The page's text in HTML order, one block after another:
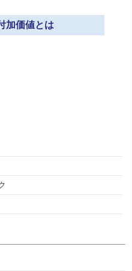
加価値とは